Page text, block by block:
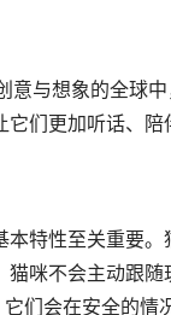
意与想象的全球
们更加听话、
特性至关重要
咪不会主动跟
们会在安全的情